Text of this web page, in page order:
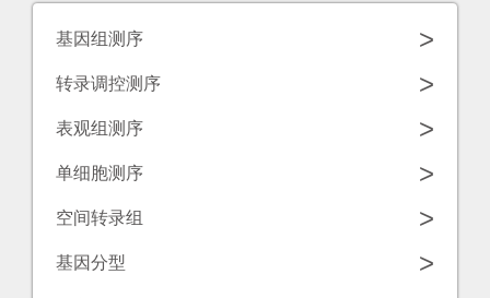
基因组测序 >
转录调控测序 >
表观组测序 >
单细胞测序 >
空间转录组 >
基因分型 >